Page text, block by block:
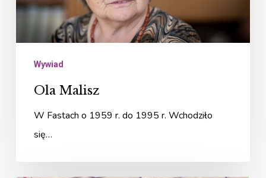
Wywiad
Ola Malisz
W Fastach o 1959 r. do 1995 r. Wchodziło
się…